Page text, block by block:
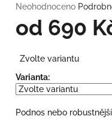
Průměrné
hodnocení
produktu
0,0
5
hvězdiček.
Neohodnoceno
od 690
cena:
Zvolte variantu
Varianta:
Podnos nebo